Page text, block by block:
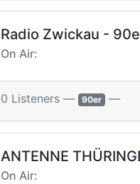
Radio Zwickau -
On Air:
0 Listeners — 90er —
ANTENNE
On Air: